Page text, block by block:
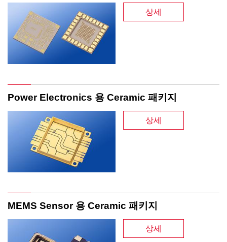
상세
Power Electronics 용 Ceramic 패키지
상세
MEMS Sensor 용 Ceramic 패키지
상세